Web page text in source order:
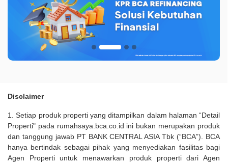
Disclaimer
1. Setiap produk properti yang ditampilkan dalam halaman “Detail
Properti" pada rumahsaya.bca.co.id ini bukan merupakan produk
dan tanggung jawab PT BANK CENTRAL ASIA Tbk (“BCA”). BCA
hanya bertindak sebagai pihak yang menyediakan fasilitas bagi
Agen Properti untuk menawarkan produk properti dari Agen